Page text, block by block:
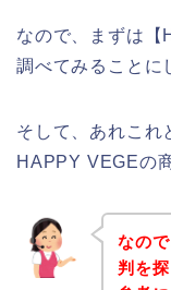
なので、まずは
調べてみることに
そして、あれこれ
HAPPY VEGEの
なの
判を